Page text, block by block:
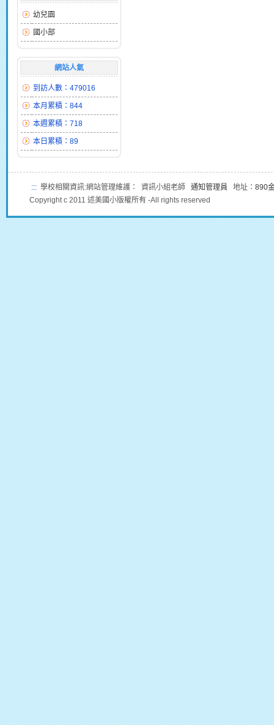
幼兒園
國小部
網站人氣
到訪人數：479016
本月累積：844
本週累積：718
本日累積：89
::: 學校相關資訊:網站管理維護： 資訊小組老師 通知管理員 地址： 890
Copyright c 2011 述美國小版權所有 -All rights reserved